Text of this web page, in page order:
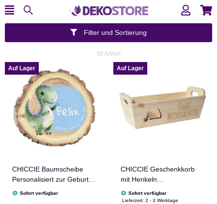
Filter und Sortierung
38 Artikel
Auf Lager
CHICCIE Baumscheibe
Personalisiert zur Geburt
Tiermotiv Aquarell Druck -
Sofort verfügbar
Auf Lager
CHICCIE Geschenkkorb
mit Henkeln
Personalisierbar
Nikolausmütze Wunschtext
Sofort verfügbar
Lieferzeit:2 - 3 Werktage